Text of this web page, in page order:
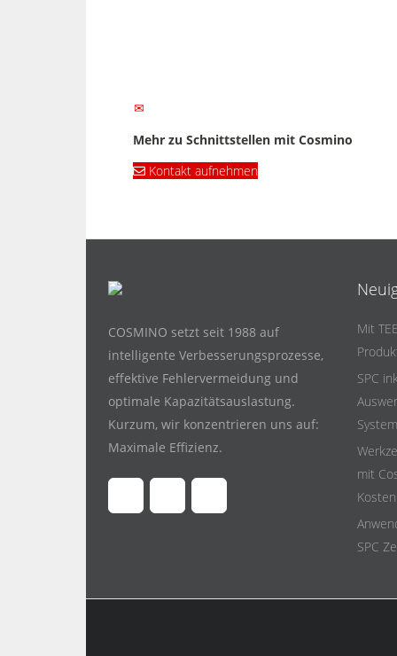
Mehr zu Schnittstellen mit Cosmino
Kontakt aufnehmen
COSMINO setzt seit 1988 auf
intelligente Verbesserungsprozesse,
effektive Fehlervermeidung und
optimale Kapazitätsauslastung.
Kurzum, wir konzentrieren uns auf:
Maximale Effizienz.
Mit
SPC
mit
SPC